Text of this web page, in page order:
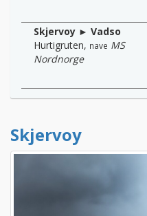
Skjervoy ► Vadso
Hurtigruten, nave MS
Nordnorge
Skjervoy